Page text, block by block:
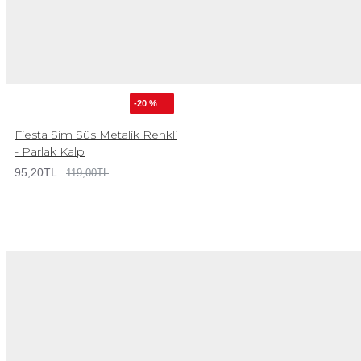
-20 %
Fiesta Sim Süs Metalik Renkli
- Parlak Kalp
95,20TL 119,00TL